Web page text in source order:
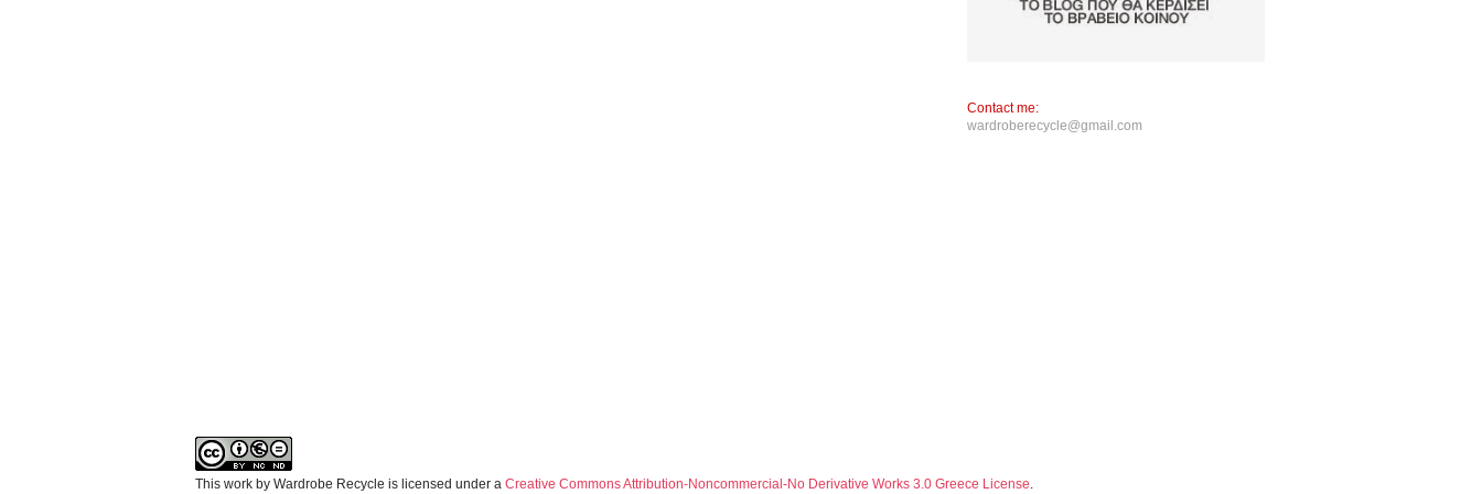
Contact me:
wardroberecycle@gmail.com
This work by Wardrobe Recycle is licensed under a Creative Commons Attribution-Noncommercial-No Derivative Works 3.0 Greece License.